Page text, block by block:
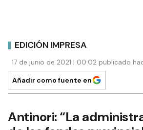
EDICIÓN IMPRESA
17 de junio de 2021 | 00:02 publicado
Añadir como fuente en
Antinori: “La